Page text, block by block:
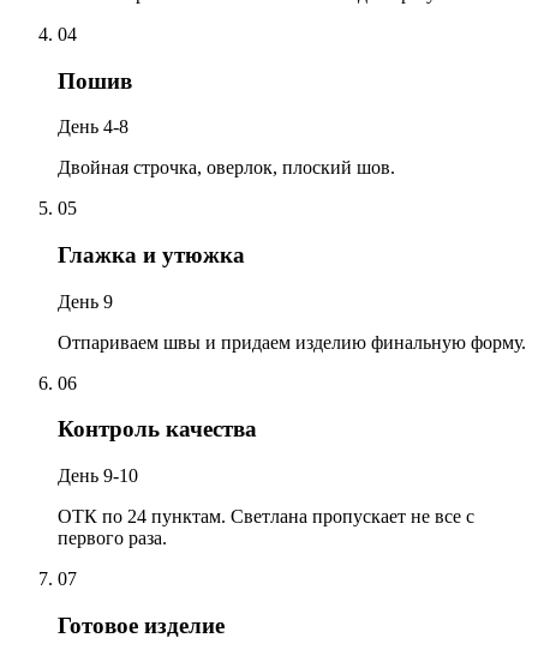
04
Пошив
День 4-8
Двойная строчка, оверлок, плоский шов.
05
Глажка и утюжка
День 9
Отпариваем швы и придаем изделию финальную форму.
06
Контроль качества
День 9-10
ОТК по 24 пунктам. Светлана пропускает не все с
первого раза.
07
Готовое изделие